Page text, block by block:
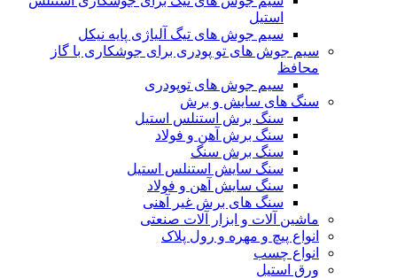
استیل
سیم جوش های تیگ آلیاژی پایه نیکل
سیم جوش های تو پودری برای جوشکاری با گاز
محافظ
سیم جوش های توپودری
سنگ های سایش و برش
سنگ برش استنلس استیل
سنگ برش آهن و فولاد
سنگ برش سنگ
سنگ سایش استنلس استیل
سنگ سایش آهن و فولاد
سنگ های برش غیر آهنی
ماشین آلات و ابزار آلات صنعتی
انواع پیچ و مهره و رول پلاک
انواع چسب
ورق استیل